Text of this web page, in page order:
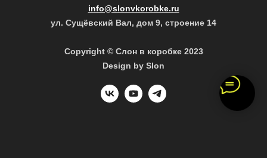
info@slonvkorobke.ru
ул. Сущёвский Вал, дом 9, строение 14
Copyright © Слон в коробке 2023
Design by Slon